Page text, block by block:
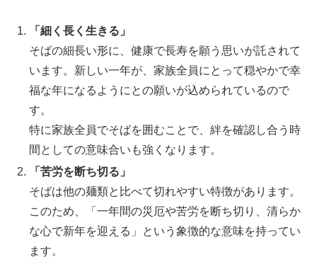
「細く長く生きる」
そばの細長い形に、健康で長寿を願う思いが託されて
います。新しい一年が、家族全員にとって穏やかで幸
福な年になるようにとの願いが込められているので
す。
特に家族全員でそばを囲むことで、絆を確認し合う時
間としての意味合いも強くなります。
「苦労を断ち切る」
そばは他の麺類と比べて切れやすい特徴があります。
このため、「一年間の災厄や苦労を断ち切り、清らか
な心で新年を迎える」という象徴的な意味を持ってい
ます。